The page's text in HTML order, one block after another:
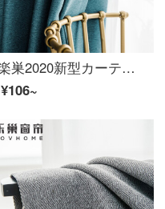
楽巣2020新型カーテンの完成品は全遮光に厚いカーテンをプラスしました。綿麻現代簡単に寝室のリビングカーテンにフックして穴を開けて注文しました。セリエランドのフランス式ブルー-99%遮光0.1 mで撮ろうとします。遮光布は含みません。
¥106~